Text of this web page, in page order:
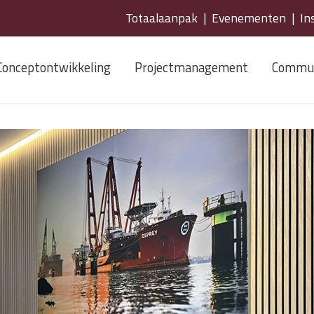
Totaalaanpak | Evenementen |
Projectmanagement